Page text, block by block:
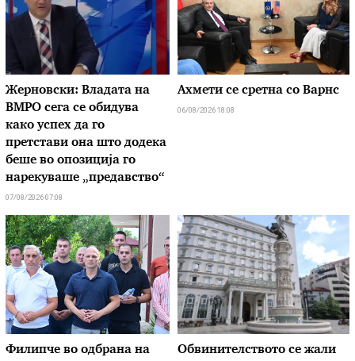
Жерновски: Владата на
ВМРО сега се обидува
како успех да го
претстави она што додека
беше во опозиција го
нарекуваше „предавство“
07/08/2026 07:08
Ахмети се сретна со Варнс
06/08/2026 18:08
Филипче во одбрана на
Обвинителството се жали